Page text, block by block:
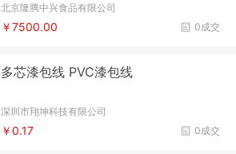
北京隆腾中兴食品有限公司
0成交
￥7500.00
多芯漆包线 PVC漆包线
深圳市翔坤科技有限公司
0成交
￥0.17